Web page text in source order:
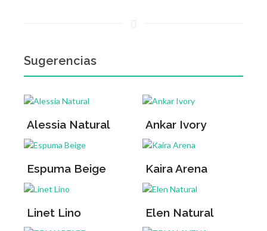
Sugerencias
Alessia Natural Ankar Ivory
Espuma Beige Kaira Arena
Linet Lino Elen Natural